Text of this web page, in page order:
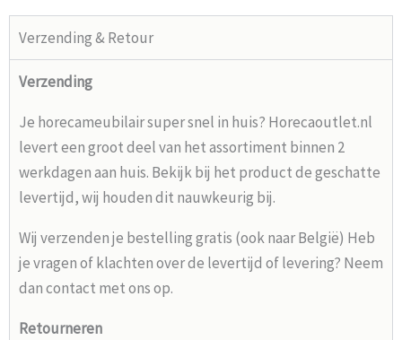
Verzending & Retour
Verzending
Je horecameubilair super snel in huis? Horecaoutlet.nl
levert een groot deel van het assortiment binnen 2
werkdagen aan huis. Bekijk bij het product de geschatte
levertijd, wij houden dit nauwkeurig bij.
Wij verzenden je bestelling gratis (ook naar België) Heb
je vragen of klachten over de levertijd of levering? Neem
dan contact met ons op.
Retourneren